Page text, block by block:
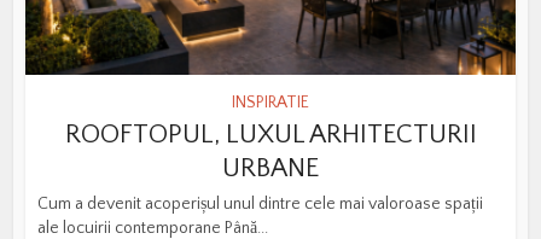
INSPIRATIE
ROOFTOPUL, LUXUL ARHITECTURII
URBANE
Cum a devenit acoperișul unul dintre cele mai valoroase spații
ale locuirii contemporane Până...